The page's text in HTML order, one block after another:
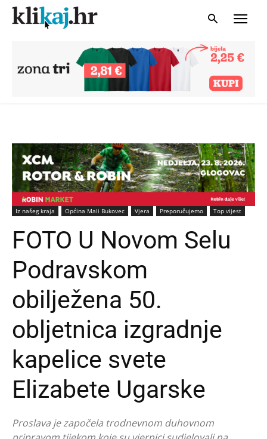
Iz našeg kraja Općina Mali Bukovec Vjera Preporučujemo Top vijest
FOTO U Novom Selu
Podravskom
obilježena 50.
obljetnica izgradnje
kapelice svete
Elizabete Ugarske
Proslava je započela trodnevnom duhovnom